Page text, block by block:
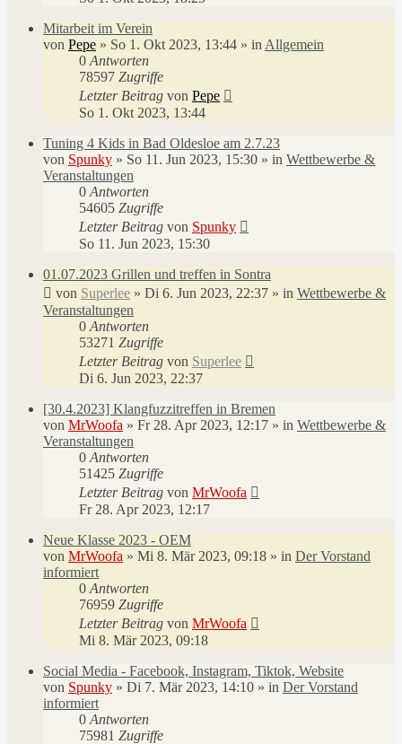
Mitarbeit im Verein
von Pepe » So 1. Okt 2023, 13:44 » in Allgemein
0 Antworten
78597 Zugriffe
Letzter Beitrag von Pepe
So 1. Okt 2023, 13:44
Tuning 4 Kids in Bad Oldesloe am 2.7.23
von Spunky » So 11. Jun 2023, 15:30 » in Wettbewerbe &
Veranstaltungen
0 Antworten
54605 Zugriffe
Letzter Beitrag von Spunky
So 11. Jun 2023, 15:30
01.07.2023 Grillen und treffen in Sontra
von Superlee » Di 6. Jun 2023, 22:37 » in Wettbewerbe &
Veranstaltungen
0 Antworten
53271 Zugriffe
Letzter Beitrag von Superlee
Di 6. Jun 2023, 22:37
[30.4.2023] Klangfuzzitreffen in Bremen
von MrWoofa » Fr 28. Apr 2023, 12:17 » in Wettbewerbe &
Veranstaltungen
0 Antworten
51425 Zugriffe
Letzter Beitrag von MrWoofa
Fr 28. Apr 2023, 12:17
Neue Klasse 2023 - OEM
von MrWoofa » Mi 8. Mär 2023, 09:18 » in Der Vorstand
informiert
0 Antworten
76959 Zugriffe
Letzter Beitrag von MrWoofa
Mi 8. Mär 2023, 09:18
Social Media - Facebook, Instagram, Tiktok, Website
von Spunky » Di 7. Mär 2023, 14:10 » in Der Vorstand
informiert
0 Antworten
75981 Zugriffe